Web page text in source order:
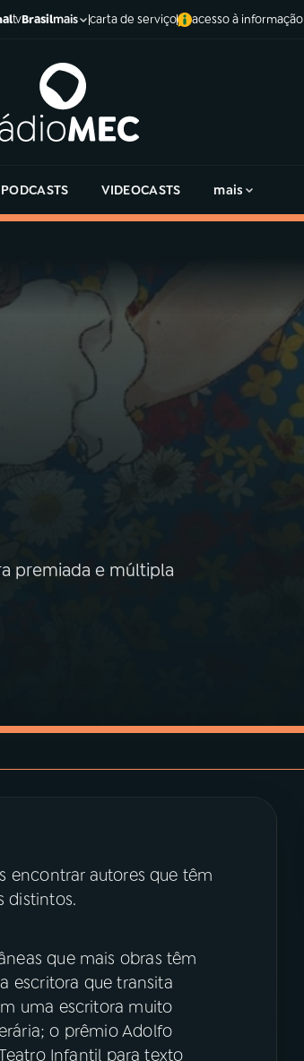
tvBrasilmais carta de serviço acesso à informação
PODCASTS VIDEOCASTS mais
premiada e múltipla
encontrar autores que têm
distintos.
que mais obras têm
escritora que transita
uma escritora muito
o prêmio Adolfo
Infantil para texto